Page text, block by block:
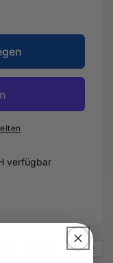
verfügbar
ends in: